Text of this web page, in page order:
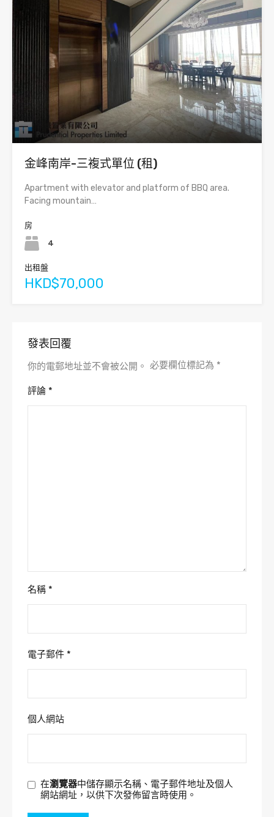
金峰南岸-三複式單位 (租)
Apartment with elevator and platform of BBQ area.
Facing mountain…
房
4
出租盤
HKD$70,000
發表回覆
你的電郵地址並不會被公開。 必要欄位標記為 *
評論 *
名稱 *
電子郵件 *
個人網站
在瀏覽器中儲存顯示名稱、電子郵件地址及個人
網站網址，以供下次發佈留言時使用。